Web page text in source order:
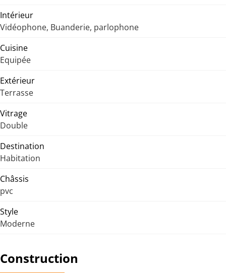
Intérieur
Vidéophone, Buanderie, parlophone
Cuisine
Equipée
Extérieur
Terrasse
Vitrage
Double
Destination
Habitation
Châssis
pvc
Style
Moderne
Construction